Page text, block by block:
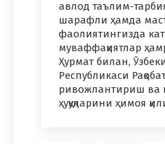
авлод таълим-
шарафли ҳамда
фаолиятингизда
муваффақиятлар
Ҳурмат билан,
Республикаси
ривожлантириш ва
ҳуқуқларини ҳимоя